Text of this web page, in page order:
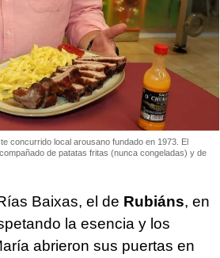
concurrido local arousano fundado en 1973. El
de patatas fritas (nunca congeladas) y de
Baixas, el de Rubiáns, en
la esencia y los
abrieron sus puertas en